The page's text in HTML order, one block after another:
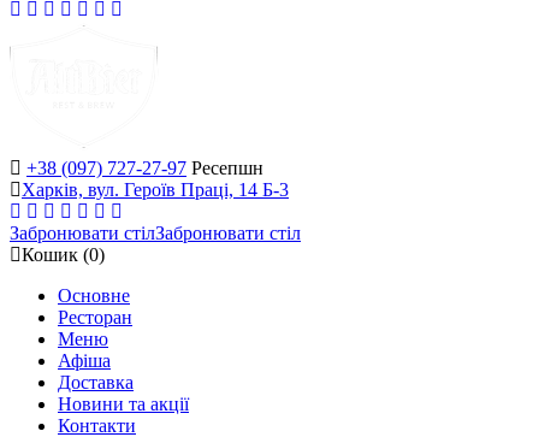
+38 (097) 727-27-97 Ресепшн
Харків, вул. Героїв Праці, 14 Б-3
Забронювати стілЗабронювати стіл
Кошик (0)
Основне
Ресторан
Меню
Афіша
Доставка
Новини та акції
Контакти